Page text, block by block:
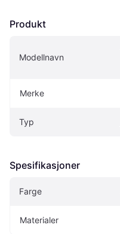
Produkt
Modellnavn
Merke
Typ
Spesifikasjoner
Farge
Materialer